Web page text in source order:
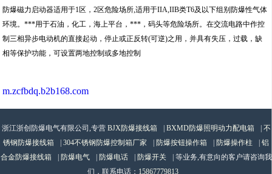
防爆磁力启动器适用于1区，2区危险场所,适用于IIA,IIB类T6及以下组别防爆性气体
环境。***用于石油，化工，海上平台，***，码头等危险场所。在交流电路中作控
制三相异步电动机的直接起动，停止或正反转(可逆)之用，并具有失压，过载，缺
相等保护功能，可设置两地控制或多地控制
m.zcfbdq.b2b168.com
浙江浙创防爆电气有限公司,专营 BJX防爆接线箱 | BXMD防爆照明动力配电箱 | 不
锈钢防爆接线箱
| 304不锈钢防爆控制箱厂家 | 防爆按钮操作箱 | 防爆操作柱 | 铝
合金防爆接线箱
| 防爆电气 | 防爆电话 | 防爆开关
| 等业务,有意向的客户请咨询我
们，联系电话： 15867779813